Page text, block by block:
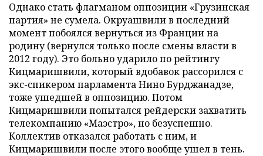
Однако стать флагманом оппозиции «Грузинская
партия» не сумела. Окруашвили в последний
момент побоялся вернуться из Франции на
родину (вернулся только после смены власти в
2012 году). Это больно ударило по рейтингу
Кицмаришвили, который вдобавок рассорился с
экс-спикером парламента Нино Бурджанадзе,
тоже ушедшей в оппозицию. Потом
Кицмаришвили попытался рейдерски захватить
телекомпанию «Маэстро», но безуспешно.
Коллектив отказался работать с ним, и
Кицмаришвили после этого вообще ушел в тень.